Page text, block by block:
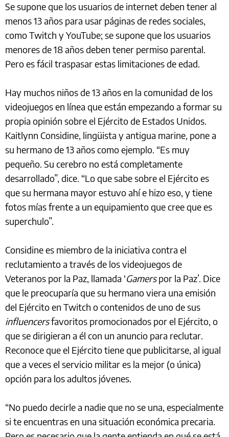
Se supone que los usuarios de internet deben tener al
menos 13 años para usar páginas de redes sociales,
como Twitch y YouTube; se supone que los usuarios
menores de 18 años deben tener permiso parental.
Pero es fácil traspasar estas limitaciones de edad.
Hay muchos niños de 13 años en la comunidad de los
videojuegos en línea que están empezando a formar su
propia opinión sobre el Ejército de Estados Unidos.
Kaitlynn Considine, lingüista y antigua marine, pone a
su hermano de 13 años como ejemplo. “Es muy
pequeño. Su cerebro no está completamente
desarrollado”, dice. “Lo que sabe sobre el Ejército es
que su hermana mayor estuvo ahí e hizo eso, y tiene
fotos mías frente a un equipamiento que cree que es
superchulo”.
Considine es miembro de la iniciativa contra el
reclutamiento a través de los videojuegos de
Veteranos por la Paz, llamada ‘Gamerspor la Paz’. Dice
que le preocuparía que su hermano viera una emisión
del Ejército en Twitch o contenidos de uno de sus
influencersfavoritos promocionados por el Ejército, o
que se dirigieran a él con un anuncio para reclutar.
Reconoce que el Ejército tiene que publicitarse, al igual
que a veces el servicio militar es la mejor (o única)
opción para los adultos jóvenes.
“No puedo decirle a nadie que no se una, especialmente
si te encuentras en una situación económica precaria.